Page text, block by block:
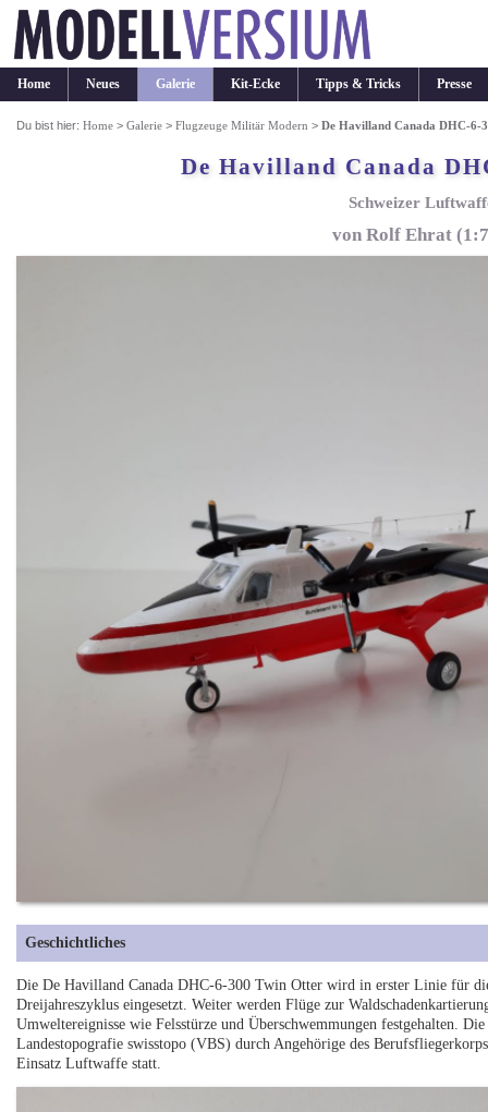
Home Neues Galerie Kit-Ecke Tipps & Tricks Presse
Du bist hier:Home >Galerie >Flugzeuge Militär Modern >De Havilland Canada DHC-6-
De Havilland Canada
Schweizer
von Rolf Ehrat
Geschichtliches
Die De Havilland Canada DHC-6-300 Twin Otter wird in erster Linie für
Dreijahreszyklus eingesetzt. Weiter werden Flüge zur
Umweltereignisse wie Felsstürze und Überschwemmungen festgehalten.
Landestopografie swisstopo (VBS) durch Angehörige des
Einsatz Luftwaffe statt.